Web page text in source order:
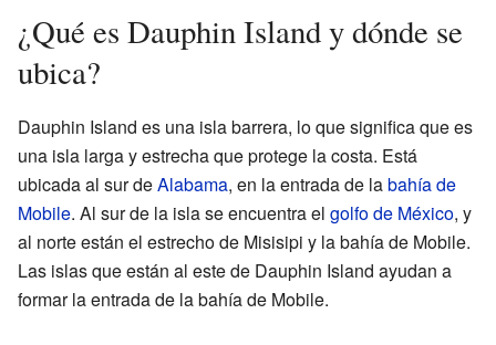
¿Qué es Dauphin Island y dónde se
ubica?
Dauphin Island es una isla barrera, lo que significa que es
una isla larga y estrecha que protege la costa. Está
ubicada al sur deAlabama, en la entrada de labahía de
Mobile. Al sur de la isla se encuentra el golfo de México, y
al norte están el estrecho de Misisipi y la bahía de Mobile.
Las islas que están al este de Dauphin Island ayudan a
formar la entrada de la bahía de Mobile.